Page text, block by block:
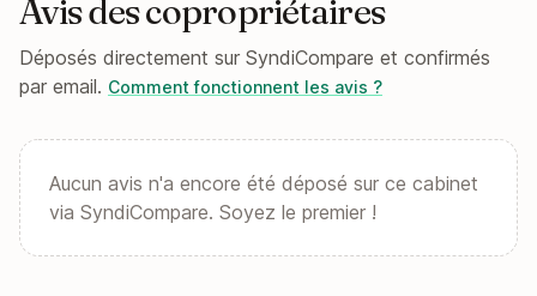
Avis des copropriétaires
Déposés directement sur SyndiCompare et confirmés
par email. Comment fonctionnent les avis ?
Aucun avis n'a encore été déposé sur ce cabinet
via SyndiCompare. Soyez le premier !